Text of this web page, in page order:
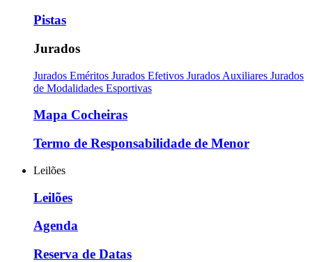
Pistas
Jurados
Jurados Eméritos Jurados Efetivos Jurados Auxiliares Jurados
de Modalidades Esportivas
Mapa Cocheiras
Termo de Responsabilidade de Menor
Leilões
Leilões
Agenda
Reserva de Datas